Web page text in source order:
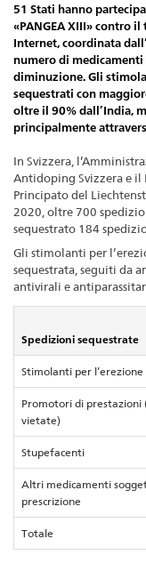
51 Stati hanno
«PANGEA XIII» contro
Internet, coordinata
numero di
diminuzione. Gli
sequestrati con
oltre il 90% dall’India,
principalmente
In Svizzera,
Antidoping Svizzera e
Principato del
2020, oltre 700
sequestrato 184
Gli stimolanti per
sequestrata, seguiti da
antivirali e
Spedizioni sequestrate
Stimolanti per l’erezione
Promotori di prestazioni
vietate)
Stupefacenti
Altri medicamenti
prescrizione
Totale